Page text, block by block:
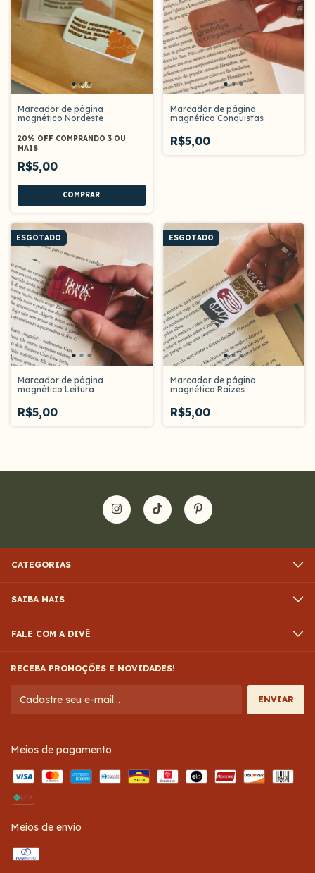
Marcador de página
magnético Nordeste
20% OFF COMPRANDO 3 OU
MAIS
R$5,00
Marcador de página
magnético Conquistas
R$5,00
ESGOTADO
Marcador de página
magnético Leitura
R$5,00
ESGOTADO
Marcador de página
magnético Raízes
R$5,00
CATEGORIAS
SAIBA MAIS
FALE COM A DIVÊ
RECEBA PROMOÇÕES E NOVIDADES!
Meios de pagamento
Meios de envio